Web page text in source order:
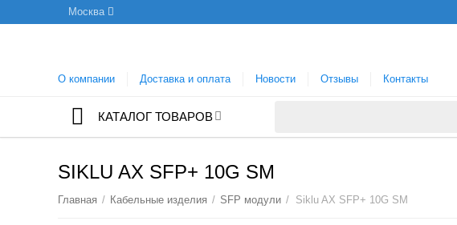
Москва
О компании Доставка и оплата Новости Отзывы Контакты
КАТАЛОГ ТОВАРОВ
SIKLU AX SFP+ 10G SM
Главная / Кабельные изделия / SFP модули / Siklu AX SFP+ 10G SM